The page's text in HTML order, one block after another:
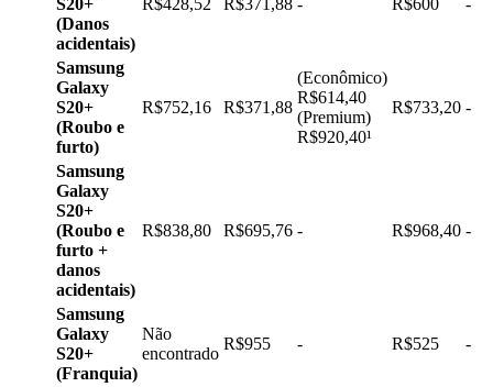
S20+
(Danos
acidentais)
R$428,52 R$371,88 - R$600 -
Samsung
Galaxy
S20+
(Roubo e
furto)
R$752,16 R$371,88
(Econômico)
R$614,40
(Premium)
R$920,40¹
R$733,20 -
Samsung
Galaxy
S20+
(Roubo e
furto +
danos
acidentais)
R$838,80 R$695,76 - R$968,40 -
Samsung
Galaxy
S20+
(Franquia)
Não
encontrado
R$955 - R$525 -